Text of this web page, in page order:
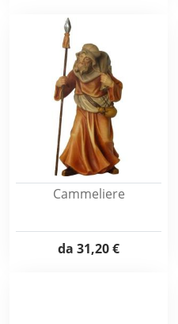
Cammeliere
da 31,20 €